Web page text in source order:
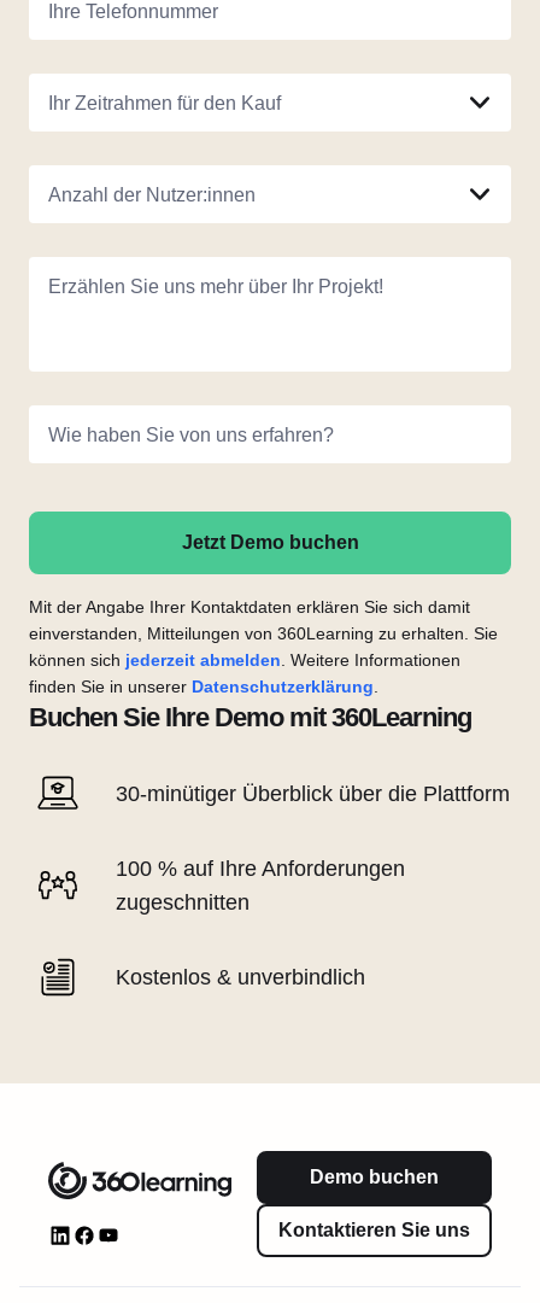
Buchen Sie Ihre Demo mit 360Learning
30-minütiger Überblick über die Plattform
100 % auf Ihre Anforderungen
zugeschnitten
Kostenlos & unverbindlich
Ihre Telefonnummer
Ihr Zeitrahmen für den Kauf
Anzahl der Nutzer:innen
Erzählen Sie uns mehr über Ihr Projekt!
Wie haben Sie von uns erfahren?
Jetzt Demo buchen
Mit der Angabe Ihrer Kontaktdaten erklären Sie sich damit
einverstanden, Mitteilungen von 360Learning zu erhalten. Sie
können sich jederzeit abmelden. Weitere Informationen
finden Sie in unserer Datenschutzerklärung.
Demo buchen
Kontaktieren Sie uns